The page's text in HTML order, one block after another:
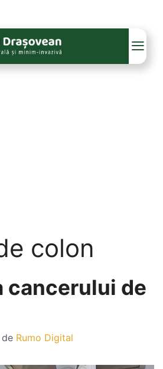
colon
cancerului de
de Rumo Digital